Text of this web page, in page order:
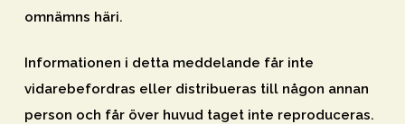
omnämns häri.
Informationen i detta meddelande får inte
vidarebefordras eller distribueras till någon annan
person och får över huvud taget inte reproduceras.